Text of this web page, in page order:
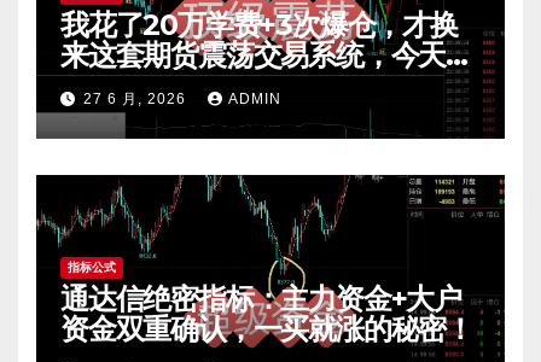
我花了20万学费+3次爆仓，才换
来这套期货震荡交易系统，今天免
费公开核心逻辑
27 6 月, 2026 ADMIN
指标公式
通达信绝密指标：主力资金+大户
资金双重确认，一买就涨的秘密！